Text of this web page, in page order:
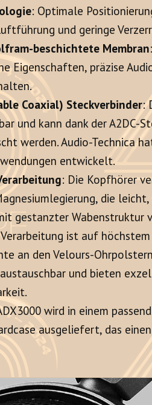
: Optimale
und geringe
beschichtete Membran
Eigenschaften, präzise
.
Coaxial) Steckverbinder:
und kann dank der A2DC-
werden. Audio-Technica
entwickelt.
: Die Kopfhörer
die
gestanzter Wabenstruktur
Verarbeitung ist auf
an den Velours-
und bieten
.
wird in einem
ausgeliefert, das